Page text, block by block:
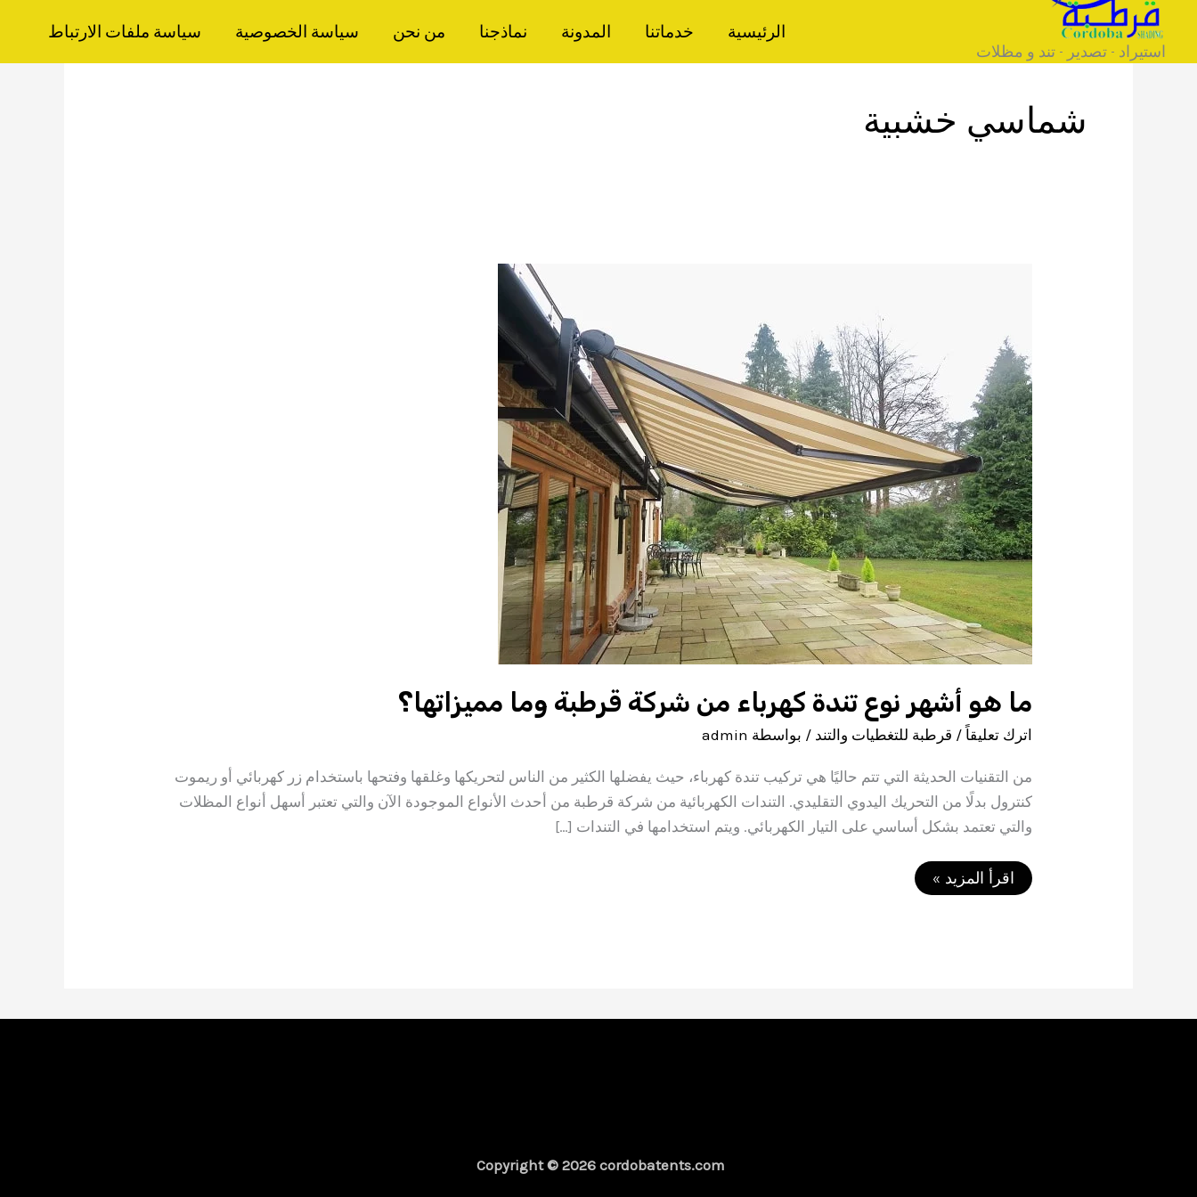
تخطي
المحتوىاستيراد - تصدير - تند و مظلات
الرئيسية خدماتنا المدونة نماذجنا من نحن سياسة الخصوصية سياسة ملفات الارتباط
شماسي خشبية
ما هو أشهر نوع تندة كهرباء من شركة قرطبة وما مميزاتها؟
اترك تعليقاً / قرطبة للتغطيات والتند / بواسطة admin
من التقنيات الحديثة التي تتم حاليًا هي تركيب تندة كهرباء، حيث يفضلها الكثير من الناس لتحريكها وغلقها وفتحها باستخدام زر كهربائي أو ريموت
كنترول بدلًا من التحريك اليدوي التقليدي. التندات الكهربائية من شركة قرطبة من أحدث الأنواع الموجودة الآن والتي تعتبر أسهل أنواع المظلات
والتي تعتمد بشكل أساسي على التيار الكهربائي. ويتم استخدامها في التندات […]
ما
هو
وما
اقرأ المزيد »
Copyright © 2026 cordobatents.com